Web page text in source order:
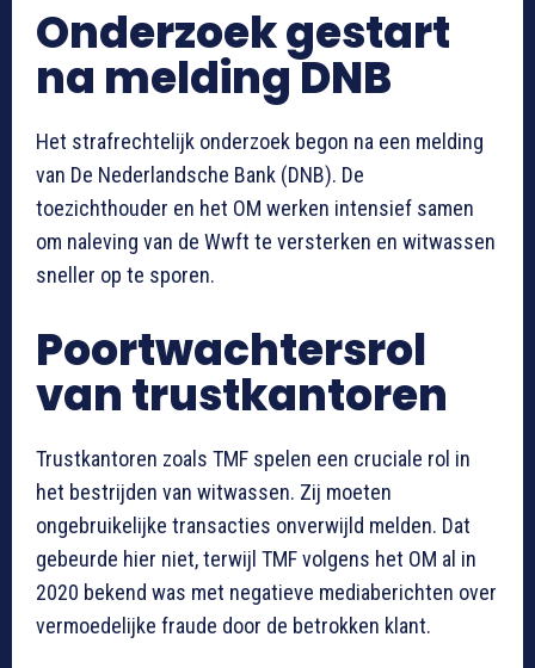
Onderzoek gestart
na melding DNB
Het strafrechtelijk onderzoek begon na een melding
van De Nederlandsche Bank (DNB). De
toezichthouder en het OM werken intensief samen
om naleving van de Wwft te versterken en witwassen
sneller op te sporen.
Poortwachtersrol
van trustkantoren
Trustkantoren zoals TMF spelen een cruciale rol in
het bestrijden van witwassen. Zij moeten
ongebruikelijke transacties onverwijld melden. Dat
gebeurde hier niet, terwijl TMF volgens het OM al in
2020 bekend was met negatieve mediaberichten over
vermoedelijke fraude door de betrokken klant.